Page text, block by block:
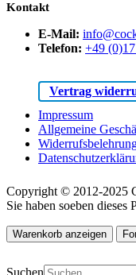
Kontakt
E-Mail:
Telefon: +49
Vertrag
Impressum
Allgemeine
Copyright © 2012-2025
Sie haben soeben
Warenkorb anzeigen
Suchen